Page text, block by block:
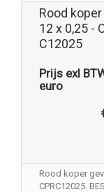
Rood
12 x 0,25 -
C12025
Prijs exl
euro
Rood koper
CPRC12025.